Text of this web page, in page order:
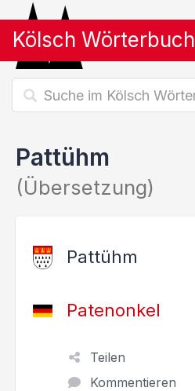
Kölsch Wörterbuch
Pattühm
(Übersetzung)
Pattühm
Patenonkel
Teilen
Kommentieren